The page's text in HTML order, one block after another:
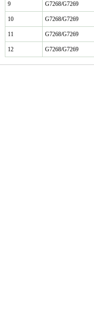
9 G7268/G7269
10 G7268/G7269
11 G7268/G7269
12 G7268/G7269